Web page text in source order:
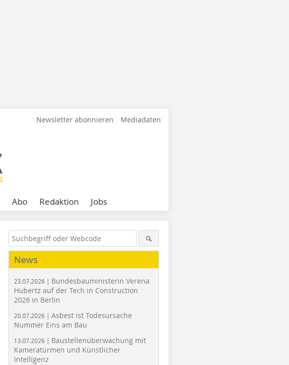
Newsletter abonnieren Mediadaten
Abo Redaktion Jobs
News
23.07.2026 | Bundesbauministerin Verena
Hubertz auf der Tech in Construction
2026 in Berlin
20.07.2026 | Asbest ist Todesursache
Nummer Eins am Bau
13.07.2026 | Baustellenüberwachung mit
Kameratürmen und Künstlicher
Intelligenz